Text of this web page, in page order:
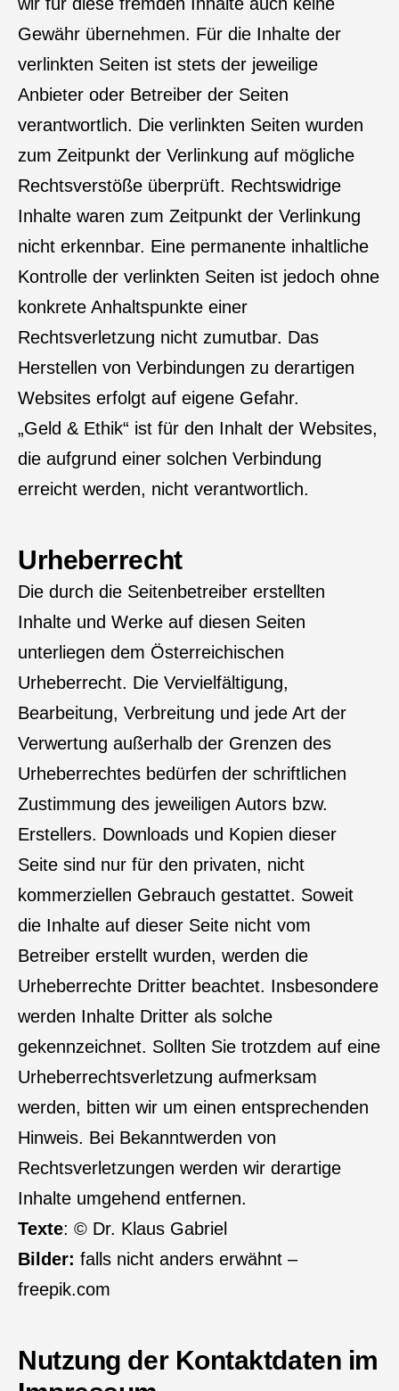
Gewähr übernehmen. Für die Inhalte der
verlinkten Seiten ist stets der jeweilige
Anbieter oder Betreiber der Seiten
verantwortlich. Die verlinkten Seiten wurden
zum Zeitpunkt der Verlinkung auf mögliche
Rechtsverstöße überprüft. Rechtswidrige
Inhalte waren zum Zeitpunkt der Verlinkung
nicht erkennbar. Eine permanente inhaltliche
Kontrolle der verlinkten Seiten ist jedoch ohne
konkrete Anhaltspunkte einer
Rechtsverletzung nicht zumutbar. Das
Herstellen von Verbindungen zu derartigen
Websites erfolgt auf eigene Gefahr.
„Geld & Ethik“ ist für den Inhalt der Websites,
die aufgrund einer solchen Verbindung
erreicht werden, nicht verantwortlich.
Urheberrecht
Die durch die Seitenbetreiber erstellten
Inhalte und Werke auf diesen Seiten
unterliegen dem Österreichischen
Urheberrecht. Die Vervielfältigung,
Bearbeitung, Verbreitung und jede Art der
Verwertung außerhalb der Grenzen des
Urheberrechtes bedürfen der schriftlichen
Zustimmung des jeweiligen Autors bzw.
Erstellers. Downloads und Kopien dieser
Seite sind nur für den privaten, nicht
kommerziellen Gebrauch gestattet. Soweit
die Inhalte auf dieser Seite nicht vom
Betreiber erstellt wurden, werden die
Urheberrechte Dritter beachtet. Insbesondere
werden Inhalte Dritter als solche
gekennzeichnet. Sollten Sie trotzdem auf eine
Urheberrechtsverletzung aufmerksam
werden, bitten wir um einen entsprechenden
Hinweis. Bei Bekanntwerden von
Rechtsverletzungen werden wir derartige
Inhalte umgehend entfernen.
Texte: © Dr. Klaus Gabriel
Bilder: falls nicht anders erwähnt –
freepik.com
Nutzung der Kontaktdaten im